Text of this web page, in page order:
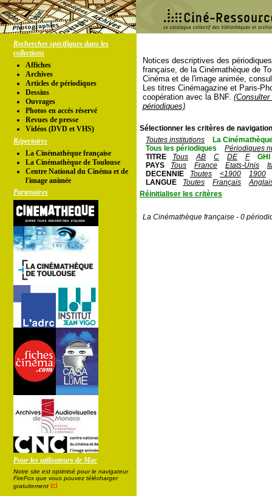
Recherches spécifiques dans les
collections
Affiches
Archives
Articles de périodiques
Dessins
Ouvrages
Photos en accés réservé
Revues de presse
Vidéos (DVD et VHS)
Répertoires
La Cinémathèque française
La Cinémathèque de Toulouse
Centre National du Cinéma et de
l'image animée
Partenaires
Pour les utilisateurs de Mac
Notre site est optimisé pour le navigateur
FireFox que vous pouvez télécharger
gratuitement ici
Notices descriptives des
française, de la Cinémathèque de
Cinéma et de l'image animée,
Les titres Cinémagazine et Paris-
coopération avec la BNF.
périodiques)
Sélectionner les critères de
Toutes institutions
La
Tous les périodiques
Périodiques
TITRE
Tous AB C DE F
GHI
PAYS
Tous France Etats-Unis
DECENNIE
Toutes <1900
1900
LANGUE
Toutes Français
Réinitialiser les critères
La Cinémathèque française - 0